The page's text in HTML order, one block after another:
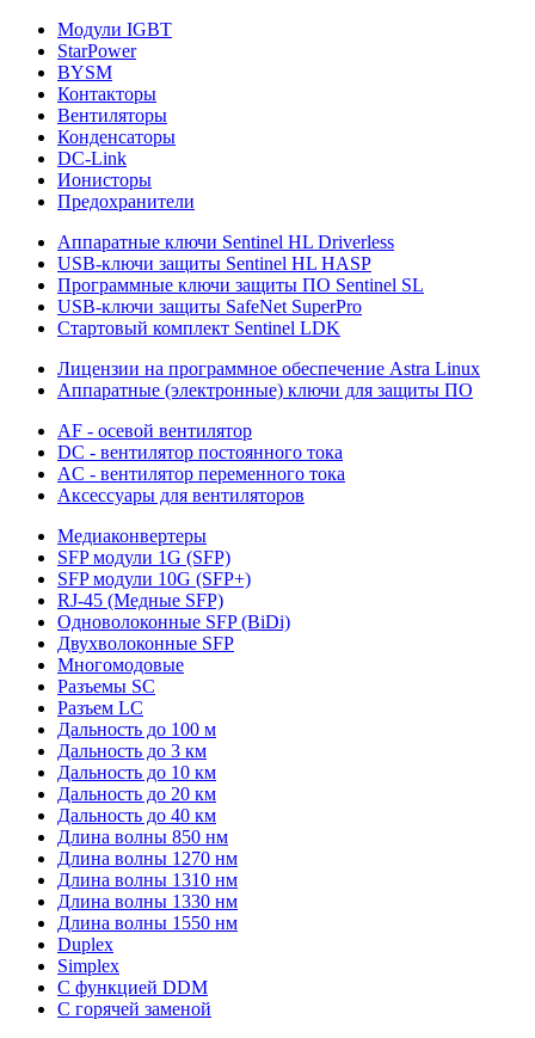
Модули IGBT
StarPower
BYSM
Контакторы
Вентиляторы
Конденсаторы
DC-Link
Ионисторы
Предохранители
Аппаратные ключи Sentinel HL Driverless
USB-ключи защиты Sentinel HL HASP
Программные ключи защиты ПО Sentinel SL
USB-ключи защиты SafeNet SuperPro
Стартовый комплект Sentinel LDK
Лицензии на программное обеспечение Astra Linux
Аппаратные (электронные) ключи для защиты ПО
AF - осевой вентилятор
DC - вентилятор постоянного тока
AC - вентилятор переменного тока
Аксессуары для вентиляторов
Медиаконвертеры
SFP модули 1G (SFP)
SFP модули 10G (SFP+)
RJ-45 (Медные SFP)
Одноволоконные SFP (BiDi)
Двухволоконные SFP
Многомодовые
Разъемы SC
Разъем LC
Дальность до 100 м
Дальность до 3 км
Дальность до 10 км
Дальность до 20 км
Дальность до 40 км
Длина волны 850 нм
Длина волны 1270 нм
Длина волны 1310 нм
Длина волны 1330 нм
Длина волны 1550 нм
Duplex
Simplex
С функцией DDM
С горячей заменой